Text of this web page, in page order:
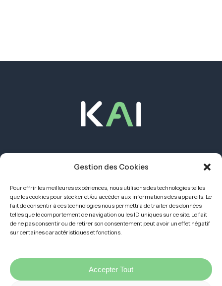
Gestion des Cookies
Pour offrir les meilleures expériences, nous utilisons des technologies telles
que les cookies pour stocker et/ou accéder aux informations des appareils. Le
fait de consentir à ces technologies nous permettra de traiter des données
telles que le comportement de navigation ou les ID uniques sur ce site. Le fait
de ne pas consentir ou de retirer son consentement peut avoir un effet négatif
sur certaines caractéristiques et fonctions.
Accepter Tout